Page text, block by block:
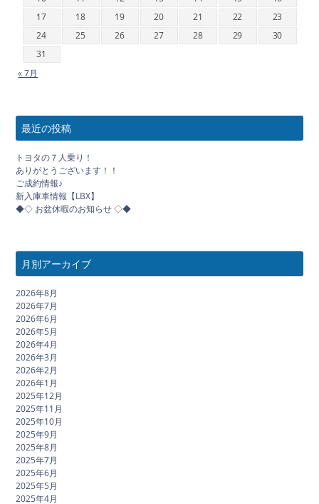
17
18 19 20 21 22
23
24
25 26 27 28 29
30
31
« 7月
最近の投稿
トヨタの７人乗り！
ありがとうございます！！
ご成約情報♪
新入庫車情報【LBX】
◆◇ お盆休暇のお知らせ ◇◆
月別アーカイブ
2026年8月
2026年7月
2026年6月
2026年5月
2026年4月
2026年3月
2026年2月
2026年1月
2025年12月
2025年11月
2025年10月
2025年9月
2025年8月
2025年7月
2025年6月
2025年5月
2025年4月